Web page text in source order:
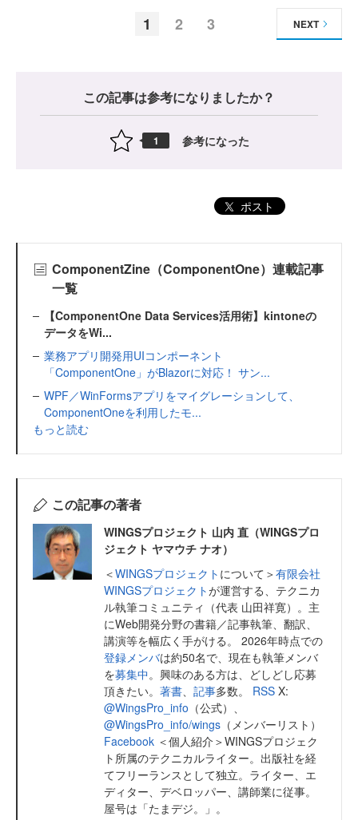
1 2 3 NEXT
この記事は参考になりましたか？
1 参考になった
ポスト
ComponentZine（ComponentOne）連載記事
一覧
【ComponentOne Data Services活用術】kintoneの
データをWi...
業務アプリ開発用UIコンポーネント
「ComponentOne」がBlazorに対応！ サン...
WPF／WinFormsアプリをマイグレーションして、
ComponentOneを利用したモ...
もっと読む
この記事の著者
WINGSプロジェクト 山内 直（WINGSプロ
ジェクト ヤマウチ ナオ）
＜WINGSプロジェクト について＞有限会社
WINGSプロジェクトが運営する、テクニカ
ル執筆コミュニティ（代表 山田祥寛）。主
にWeb開発分野の書籍／記事執筆、翻訳、
講演等を幅広く手がける。 2026年時点での
登録メンバは約50名で、現在も執筆メンバ
を募集中。興味のある方は、どしどし応募
頂きたい。 著書、 記事多数。 RSS X:
@WingsPro_info （公式）、
@WingsPro_info/wings （メンバーリスト）
Facebook ＜個人紹介＞WINGSプロジェク
ト所属のテクニカルライター。出版社を経
てフリーランスとして独立。ライター、エ
ディター、デベロッパー、講師業に従事。
屋号は「たまデジ。」。